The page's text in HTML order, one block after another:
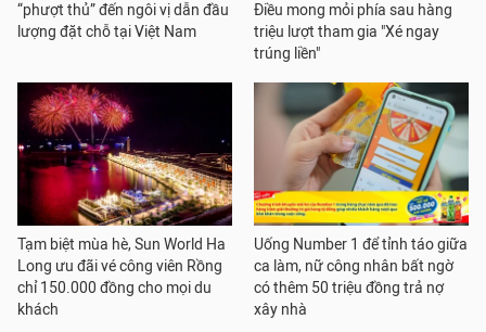
“phượt thủ” đến ngôi vị dẫn đầu
lượng đặt chỗ tại Việt Nam
Điều mong mỏi phía sau hàng
triệu lượt tham gia "Xé ngay
trúng liền"
Tạm biệt mùa hè, Sun World Ha
Long ưu đãi vé công viên Rồng
chỉ 150.000 đồng cho mọi du
khách
Uống Number 1 để tỉnh táo giữa
ca làm, nữ công nhân bất ngờ
có thêm 50 triệu đồng trả nợ
xây nhà